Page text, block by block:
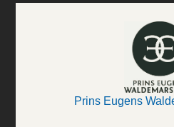
Prins Eugens